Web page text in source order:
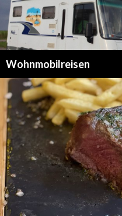
Wohnmobilreisen
ZUM
INHALT